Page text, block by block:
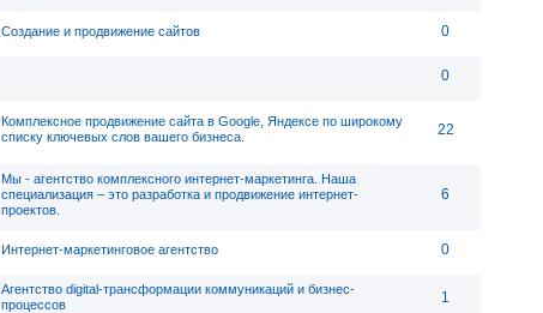
Создание и продвижение сайтов 0
0
Комплексное продвижение сайта в Google, Яндексе по широкому
списку ключевых слов вашего бизнеса.
22
Мы - агентство комплексного интернет-маркетинга. Наша
специализация – это разработка и продвижение интернет-
проектов.
6
Интернет-маркетинговое агентство 0
Агентство digital-трансформации коммуникаций и бизнес-
процессов
1